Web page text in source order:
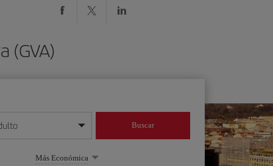
(GVA)
mes/año
Buscar
Más Económica